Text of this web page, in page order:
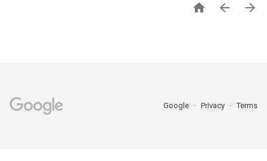
  
Google Privacy Terms